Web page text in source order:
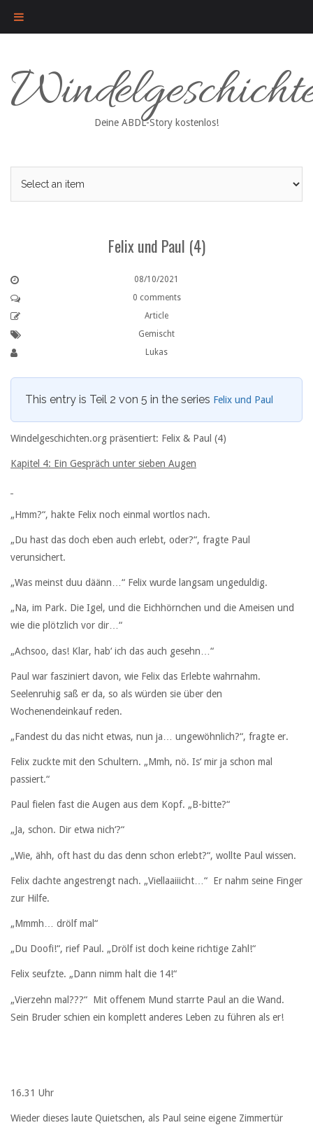
content
Deine ABDL-Story kostenlos!
Felix und Paul (4)
08/10/2021
0 comments
Article
Gemischt
Lukas
This entry is Teil 2 von 5 in the series Felix und Paul
Windelgeschichten.org präsentiert: Felix & Paul (4)
Kapitel 4: Ein Gespräch unter sieben Augen
„Hmm?“, hakte Felix noch einmal wortlos nach.
„Du hast das doch eben auch erlebt, oder?“, fragte Paul
verunsichert.
„Was meinst duu däänn…“ Felix wurde langsam ungeduldig.
„Na, im Park. Die Igel, und die Eichhörnchen und die Ameisen und
wie die plötzlich vor dir…“
„Achsoo, das! Klar, hab‘ ich das auch gesehn…“
Paul war fasziniert davon, wie Felix das Erlebte wahrnahm.
Seelenruhig saß er da, so als würden sie über den
Wochenendeinkauf reden.
„Fandest du das nicht etwas, nun ja… ungewöhnlich?“, fragte er.
Felix zuckte mit den Schultern. „Mmh, nö. Is‘ mir ja schon mal
passiert.“
Paul fielen fast die Augen aus dem Kopf. „B-bitte?“
„Ja, schon. Dir etwa nich‘?“
„Wie, ähh, oft hast du das denn schon erlebt?“, wollte Paul wissen.
Felix dachte angestrengt nach. „Viellaaiiicht…“ Er nahm seine Finger
zur Hilfe.
„Mmmh… drölf mal“
„Du Doofi!“, rief Paul. „Drölf ist doch keine richtige Zahl!“
Felix seufzte. „Dann nimm halt die 14!“
„Vierzehn mal???“ Mit offenem Mund starrte Paul an die Wand.
Sein Bruder schien ein komplett anderes Leben zu führen als er!
16.31 Uhr
Wieder dieses laute Quietschen, als Paul seine eigene Zimmertür